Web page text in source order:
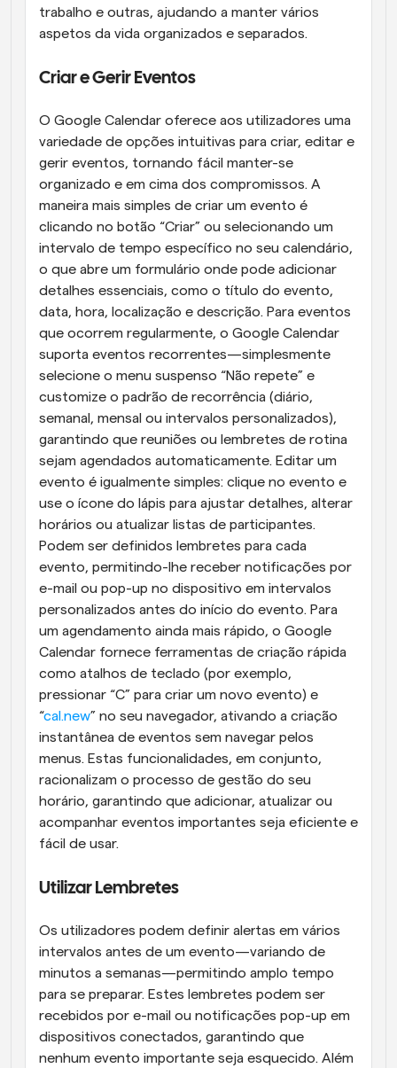
trabalho e outras, ajudando a manter vários
aspetos da vida organizados e separados.
Criar e Gerir Eventos
O Google Calendar oferece aos utilizadores uma
variedade de opções intuitivas para criar, editar e
gerir eventos, tornando fácil manter-se
organizado e em cima dos compromissos. A
maneira mais simples de criar um evento é
clicando no botão “Criar” ou selecionando um
intervalo de tempo específico no seu calendário,
o que abre um formulário onde pode adicionar
detalhes essenciais, como o título do evento,
data, hora, localização e descrição. Para eventos
que ocorrem regularmente, o Google Calendar
suporta eventos recorrentes—simplesmente
selecione o menu suspenso “Não repete” e
customize o padrão de recorrência (diário,
semanal, mensal ou intervalos personalizados),
garantindo que reuniões ou lembretes de rotina
sejam agendados automaticamente. Editar um
evento é igualmente simples: clique no evento e
use o ícone do lápis para ajustar detalhes, alterar
horários ou atualizar listas de participantes.
Podem ser definidos lembretes para cada
evento, permitindo-lhe receber notificações por
e-mail ou pop-up no dispositivo em intervalos
personalizados antes do início do evento. Para
um agendamento ainda mais rápido, o Google
Calendar fornece ferramentas de criação rápida
como atalhos de teclado (por exemplo,
pressionar “C” para criar um novo evento) e
“cal.new” no seu navegador, ativando a criação
instantânea de eventos sem navegar pelos
menus. Estas funcionalidades, em conjunto,
racionalizam o processo de gestão do seu
horário, garantindo que adicionar, atualizar ou
acompanhar eventos importantes seja eficiente e
fácil de usar.
Utilizar Lembretes
Os utilizadores podem definir alertas em vários
intervalos antes de um evento—variando de
minutos a semanas—permitindo amplo tempo
para se preparar. Estes lembretes podem ser
recebidos por e-mail ou notificações pop-up em
dispositivos conectados, garantindo que
nenhum evento importante seja esquecido. Além